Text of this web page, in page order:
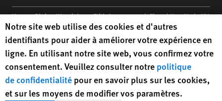
Human Rights Watch| 350 Fifth Avenue, 34th Floor | New York,NY
10118-3299USA |t1.212.290.4700
Human Rights Watchis a 501(C)(3) nonprofit registered in the US
under EIN: 13-2875808
Human Rights Watch cookie preferences
Notre site web utilise des cookies et d'autres
identifiants pour aider à améliorer votre expérience en
ligne. En utilisant notre site web, vous confirmez votre
consentement. Veuillez consulter notre politique
de confidentialité pour en savoir plus sur les cookies,
et sur les moyens de modifier vos paramètres.